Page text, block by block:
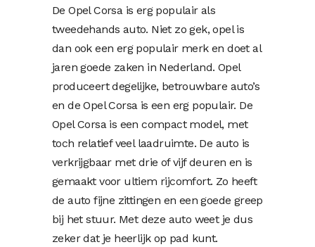
De Opel Corsa is erg populair als
tweedehands auto. Niet zo gek, opel is
dan ook een erg populair merk en doet al
jaren goede zaken in Nederland. Opel
produceert degelijke, betrouwbare auto’s
en de Opel Corsa is een erg populair. De
Opel Corsa is een compact model, met
toch relatief veel laadruimte. De auto is
verkrijgbaar met drie of vijf deuren en is
gemaakt voor ultiem rijcomfort. Zo heeft
de auto fijne zittingen en een goede greep
bij het stuur. Met deze auto weet je dus
zeker dat je heerlijk op pad kunt.